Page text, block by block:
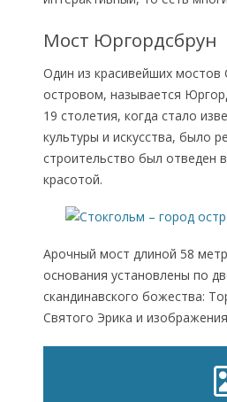
Мост Юргордсбрун
Один из красивейших мостов
островом, называется
19 столетия, когда стало
культуры и искусства, было
строительство был отведен
красотой.
Арочный мост длиной 58
основания установлены по
скандинавского божества:
Святого Эрика и